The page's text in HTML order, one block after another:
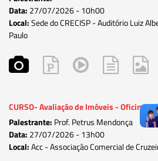
Data: 27/07/2026 -10h00
Local:Sede do CRECISP - Auditório Luiz
Paulo
CURSO- Avaliação de Imóveis - Oficina
Palestrante: Prof. Petrus Mendonça
Data: 27/07/2026 -13h00
Local:Acc - Associação Comercial de